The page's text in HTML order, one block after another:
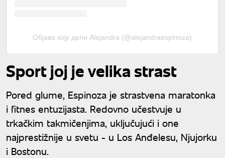
Објава коју дели Alejandra (@alejandraespinoza)
Sport joj je velika strast
Pored glume, Espinoza je strastvena maratonka
i fitnes entuzijasta. Redovno učestvuje u
trkačkim takmičenjima, uključujući i one
najprestižnije u svetu - u Los Anđelesu, Njujorku
i Bostonu.